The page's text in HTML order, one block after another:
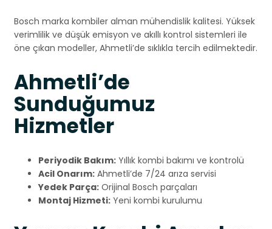
Bosch marka kombiler alman mühendislik kalitesi. Yüksek
verimlilik ve düşük emisyon ve akıllı kontrol sistemleri ile
öne çıkan modeller, Ahmetli’de sıklıkla tercih edilmektedir.
Ahmetli’de
Sunduğumuz
Hizmetler
Periyodik Bakım: Yıllık kombi bakımı ve kontrolü
Acil Onarım: Ahmetli’de 7/24 arıza servisi
Yedek Parça: Orijinal Bosch parçaları
Montaj Hizmeti: Yeni kombi kurulumu